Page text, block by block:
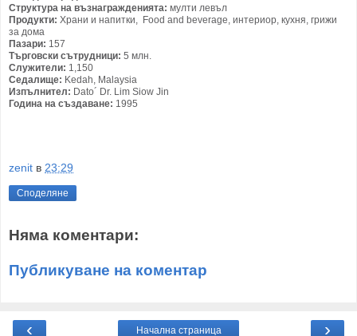
Структура на възнагражденията: мулти левъл
Продукти: Храни и напитки, Food and beverage, интериор, кухня, грижи
за дома
Пазари: 157
Търговски сътрудници: 5 млн.
Служители: 1,150
Седалище: Kedah, Malaysia
Изпълнител: Dato´ Dr. Lim Siow Jin
Година на създаване: 1995
zenit в 23:29
Споделяне
Няма коментари:
Публикуване на коментар
‹ ›
Начална страница